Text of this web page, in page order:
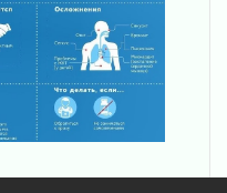
«Избушка-